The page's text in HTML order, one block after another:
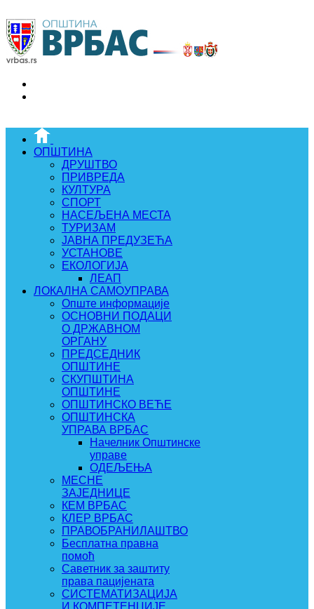
ОПШТИНА
ДРУШТВО
ПРИВРЕДА
КУЛТУРА
СПОРТ
НАСЕЉЕНА МЕСТА
ТУРИЗАМ
ЈАВНА ПРЕДУЗЕЋА
УСТАНОВЕ
ЕКОЛОГИЈА
ЛЕАП
ЛОКАЛНА САМОУПРАВА
Опште информације
ОСНОВНИ ПОДАЦИ
О ДРЖАВНОМ
ОРГАНУ
ПРЕДСЕДНИК
ОПШТИНЕ
СКУПШТИНА
ОПШТИНЕ
ОПШТИНСКО ВЕЋЕ
ОПШТИНСКА
УПРАВА ВРБАС
Начелник Општинске
управе
ОДЕЉЕЊА
МЕСНЕ
ЗАЈЕДНИЦЕ
КЕМ ВРБАС
КЛЕР ВРБАС
ПРАВОБРАНИЛАШТВО
Бесплатна правна
помоћ
Саветник за заштиту
права пацијената
СИСТЕМАТИЗАЦИЈА
И КОМПЕТЕНЦИЈЕ